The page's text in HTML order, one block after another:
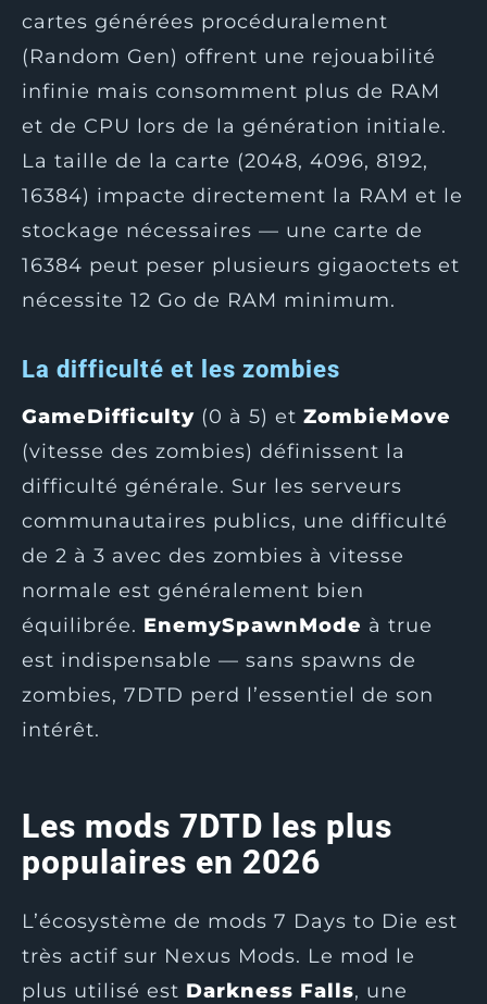
cartes générées procéduralement
(Random Gen) offrent une rejouabilité
infinie mais consomment plus de RAM
et de CPU lors de la génération initiale.
La taille de la carte (2048, 4096, 8192,
16384) impacte directement la RAM et le
stockage nécessaires — une carte de
16384 peut peser plusieurs gigaoctets et
nécessite 12 Go de RAM minimum.
La difficulté et les zombies
GameDifficulty (0 à 5) et ZombieMove
(vitesse des zombies) définissent la
difficulté générale. Sur les serveurs
communautaires publics, une difficulté
de 2 à 3 avec des zombies à vitesse
normale est généralement bien
équilibrée. EnemySpawnMode à true
est indispensable — sans spawns de
zombies, 7DTD perd l’essentiel de son
intérêt.
Les mods 7DTD les plus
populaires en 2026
L’écosystème de mods 7 Days to Die est
très actif sur Nexus Mods. Le mod le
plus utilisé est Darkness Falls, une